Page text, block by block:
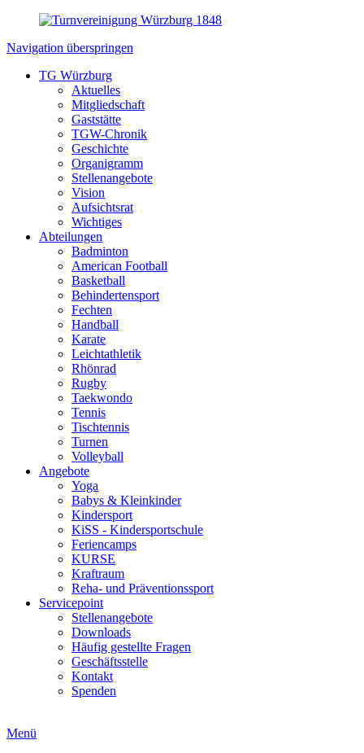
Navigation überspringen
TG Würzburg
Aktuelles
Mitgliedschaft
Gaststätte
TGW-Chronik
Geschichte
Organigramm
Stellenangebote
Vision
Aufsichtsrat
Wichtiges
Abteilungen
Badminton
American Football
Basketball
Behindertensport
Fechten
Handball
Karate
Leichtathletik
Rhönrad
Rugby
Taekwondo
Tennis
Tischtennis
Turnen
Volleyball
Angebote
Yoga
Babys & Kleinkinder
Kindersport
KiSS - Kindersportschule
Feriencamps
KURSE
Kraftraum
Reha- und Präventionssport
Servicepoint
Stellenangebote
Downloads
Häufig gestellte Fragen
Geschäftsstelle
Kontakt
Spenden
Menü